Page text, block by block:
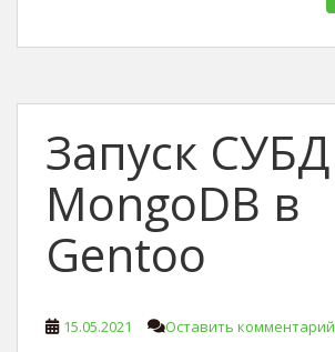
Запуск СУБД
MongoDB в
Gentoo
15.05.2021 Оставить комментарий